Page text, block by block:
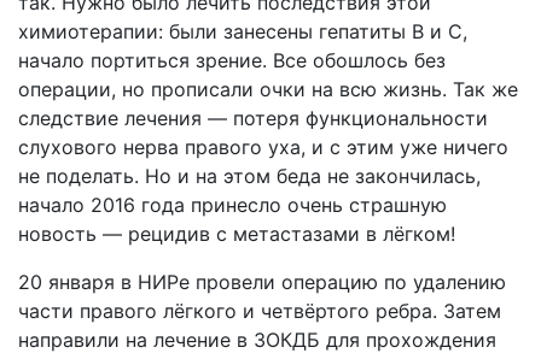
химиотерапии: были занесены гепатиты В и С,
начало портиться зрение. Все обошлось без
операции, но прописали очки на всю жизнь. Так же
следствие лечения — потеря функциональности
слухового нерва правого уха, и с этим уже ничего
не поделать. Но и на этом беда не закончилась,
начало 2016 года принесло очень страшную
новость — рецидив с метастазами в лёгком!
20 января в НИРе провели операцию по удалению
части правого лёгкого и четвёртого ребра. Затем
направили на лечение в ЗОКДБ для прохождения